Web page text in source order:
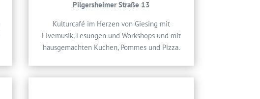
Pilgersheimer Straße 13
Kulturcafé im Herzen von Giesing mit
Livemusik, Lesungen und Workshops und mit
hausgemachten Kuchen, Pommes und Pizza.